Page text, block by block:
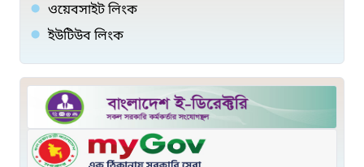
ওয়েবসাইট লিংক
ইউটিউব লিংক